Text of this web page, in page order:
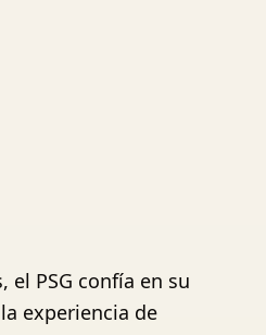
el PSG confía en su
experiencia de